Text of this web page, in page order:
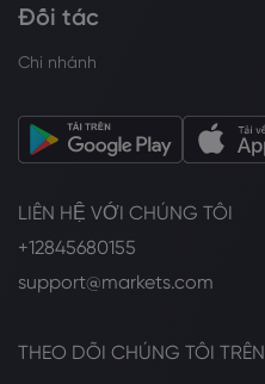
Đối tác
Chi nhánh
LIÊN HỆ VỚI CHÚNG TÔI
+12845680155
support@markets.com
THEO DÕI CHÚNG TÔI TRÊN